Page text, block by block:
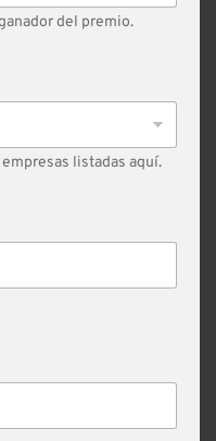
del premio.
listadas aquí.